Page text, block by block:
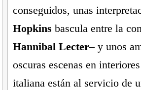
conseguidos, unas
Hopkins bascula entre la
Hannibal Lecter– y unos
oscuras escenas en
italiana están al servicio de